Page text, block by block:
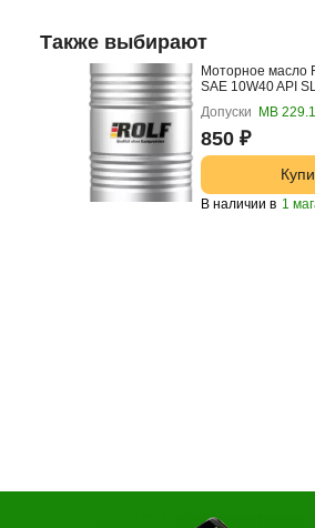
Также выбирают
Моторное масло
SAE 10W40 API
Допуски
МВ 229.1
850 ₽
В наличии в 1